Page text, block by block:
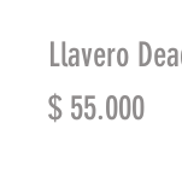
Llavero
$ 55.000